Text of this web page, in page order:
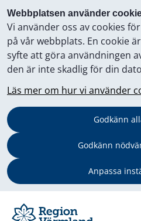
Webbplatsen använder
Vi använder oss av cookies
på vår webbplats. En cookie
syfte att göra användningen
den är inte skadlig för din
Läs mer om hur vi använder
Godkänn
Godkänn
Anpassa